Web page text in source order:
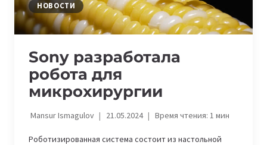
НОВОСТИ
Sony разработала
робота для
микрохирургии
Mansur Ismagulov 21.05.2024 Время чтения: 1мин
Роботизированная система состоит из настольной